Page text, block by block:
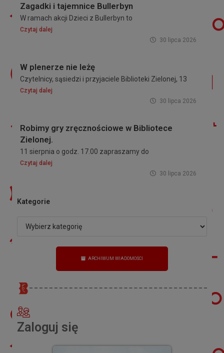
Zagadki i tajemnice Bullerbyn
W ramach akcji Dzieci z Bullerbyn to
Czytaj dalej
30 lipca 2026
W plenerze nie leżę
Czytelnicy, sąsiedzi i przyjaciele Biblioteki Zielonej, 13
Czytaj dalej
30 lipca 2026
Robimy gry zręcznościowe w Bibliotece
Zielonej.
11 sierpnia o godz. 17.00 zapraszamy do
Czytaj dalej
30 lipca 2026
Kategorie
ARCHIWUM WIADOMOŚCI
Zaloguj się